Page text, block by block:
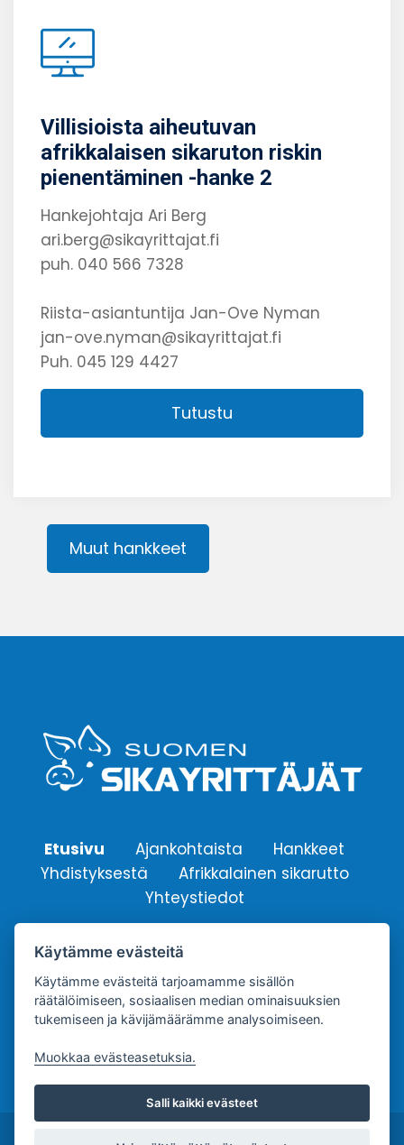
Villisioista aiheutuvan
afrikkalaisen sikaruton riskin
pienentäminen -hanke 2
Hankejohtaja Ari Berg
ari.berg@sikayrittajat.fi
puh. 040 566 7328
Riista-asiantuntija Jan-Ove Nyman
jan-ove.nyman@sikayrittajat.fi
Puh. 045 129 4427
Tutustu
Muut hankkeet
Etusivu Ajankohtaista
Hankkeet
Yhdistyksestä
Afrikkalainen sikarutto
Yhteystiedot
Suomen Sikayrittäjät ry.
Yhdistyksen sähköpostiosoite:
info@sikayrittajat.fi
Käytämme evästeitä
Käytämme evästeitä tarjoamamme sisällön
räätälöimiseen, sosiaalisen median ominaisuuksien
tukemiseen ja kävijämäärämme analysoimiseen.
Muokkaa evästeasetuksia.
Salli kaikki evästeet